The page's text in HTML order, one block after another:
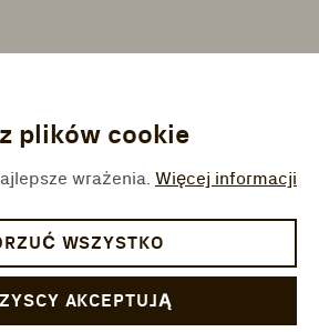
plików cookie
wrażenia. Więcej informacji
WSZYSTKO
AKCEPTUJĄ